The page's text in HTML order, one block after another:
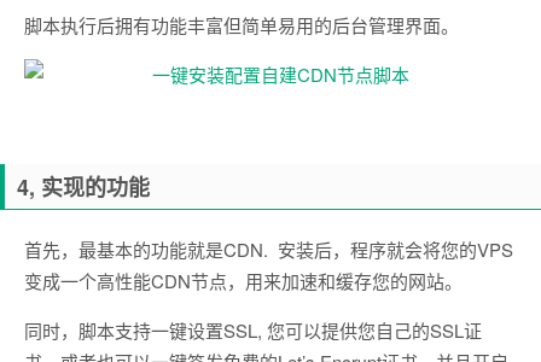
脚本执行后拥有功能丰富但简单易用的后台管理界面。
4, 实现的功能
首先，最基本的功能就是CDN. 安装后，程序就会将您的VPS
变成一个高性能CDN节点，用来加速和缓存您的网站。
同时，脚本支持一键设置SSL, 您可以提供您自己的SSL证